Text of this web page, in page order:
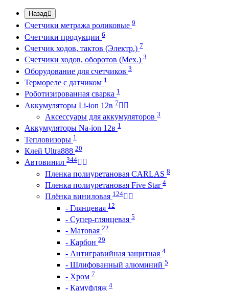
Назад
Счетчики метража роликовые 9
Счетчики продукции 6
Счетчик ходов, тактов (Электр.) 7
Счетчики ходов, оборотов (Мех.) 3
Оборудование для счетчиков 3
Термореле с датчиком 1
Роботизированная сварка 1
Аккумуляторы Li-ion 12в 7
Аксессуары для аккумуляторов 3
Аккумуляторы Na-ion 12в 1
Тепловизоры 1
Клей Ultra888 20
Автовинил 344
Пленка полиуретановая CARLAS 8
Пленка полиуретановая Five Star 4
Плёнка виниловая 124
- Глянцевая 12
- Супер-глянцевая 5
- Матовая 22
- Карбон 29
- Антигравийная защитная 4
- Шлифованный алюминий 5
- Хром 7
- Камуфляж 4